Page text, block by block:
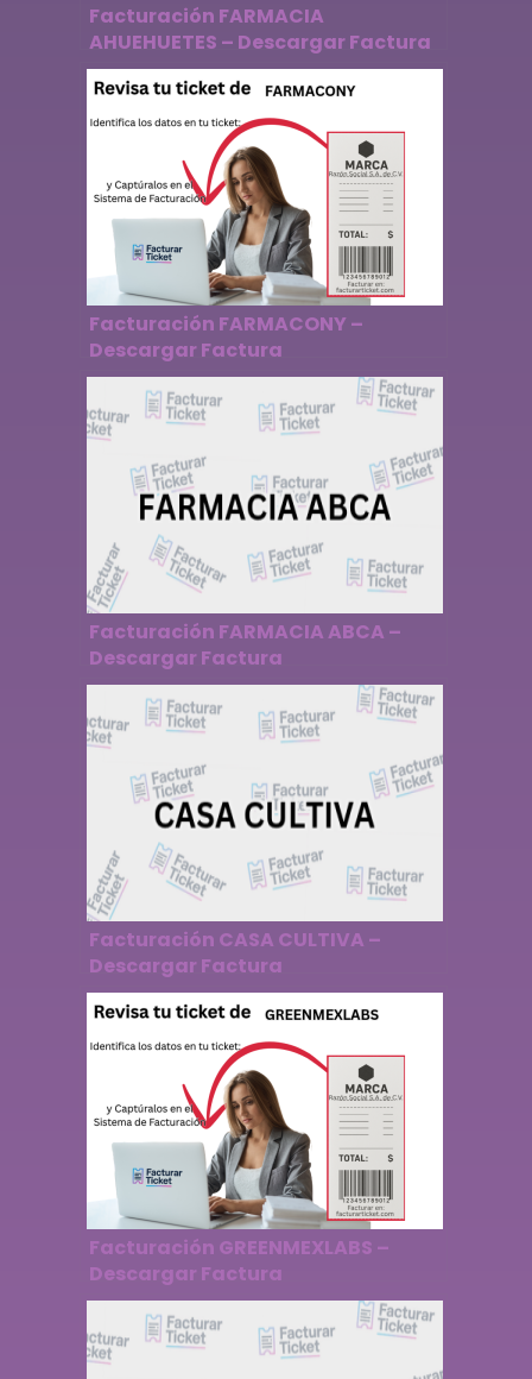
Facturación FARMACIA
AHUEHUETES – Descargar Factura
Facturación FARMACONY –
Descargar Factura
Facturación FARMACIA ABCA –
Descargar Factura
Facturación CASA CULTIVA –
Descargar Factura
Facturación GREENMEXLABS –
Descargar Factura